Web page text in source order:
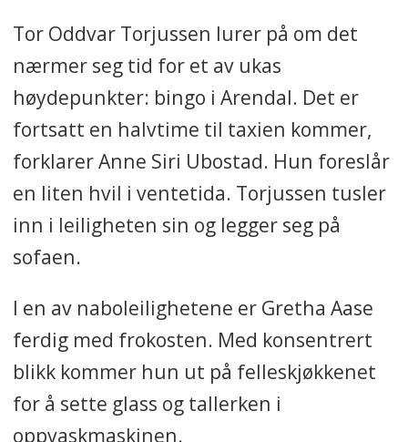
Tor Oddvar Torjussen lurer på om det
nærmer seg tid for et av ukas
høydepunkter: bingo i Arendal. Det er
fortsatt en halvtime til taxien kommer,
forklarer Anne Siri Ubostad. Hun foreslår
en liten hvil i ventetida. Torjussen tusler
inn i leiligheten sin og legger seg på
sofaen.
I en av naboleilighetene er Gretha Aase
ferdig med frokosten. Med konsentrert
blikk kommer hun ut på felleskjøkkenet
for å sette glass og tallerken i
oppvaskmaskinen.